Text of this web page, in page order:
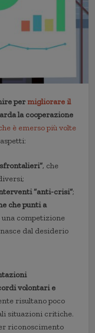
per migliorare il
la cooperazione
è emerso più volte
, che
“anti-crisi”;
che punti a
competizione
dal desiderio
volontari e
risultano poco
situazioni critiche.
riconoscimento